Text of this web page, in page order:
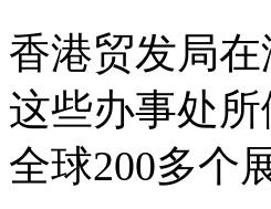
香港贸发局
这些办事处
全球200多个